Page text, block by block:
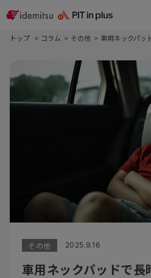
トップ コラム その他 車用ネックパッ
その他 2025.9.16
車用ネックパッドで